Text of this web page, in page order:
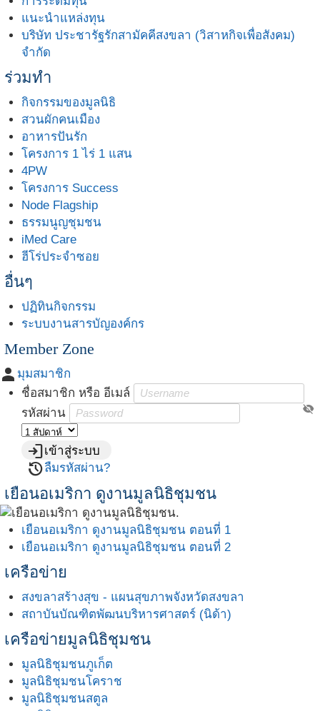
แนะนำแหล่งทุน
บริษัท ประชารัฐรักสามัคคีสงขลา (วิสาหกิจเพื่อสังคม)
จำกัด
ร่วมทำ
กิจกรรมของมูลนิธิ
สวนผักคนเมือง
อาหารปันรัก
โครงการ 1 ไร่ 1 แสน
4PW
โครงการ Success
Node Flagship
ธรรมนูญชุมชน
iMed Care
ฮีโร่ประจำซอย
อื่นๆ
ปฏิทินกิจกรรม
ระบบงานสารบัญองค์กร
Member Zone
person มุมสมาชิก
ชื่อสมาชิก หรือ อีเมล์
รหัสผ่าน
visibility_off
loginเข้าสู่ระบบ
restoreลืมรหัสผ่าน?
เยือนอเมริกา ดูงานมูลนิธิชุมชน
เยือนอเมริกา ดูงานมูลนิธิชุมชน ตอนที่ 1
เยือนอเมริกา ดูงานมูลนิธิชุมชน ตอนที่ 2
เครือข่าย
สงขลาสร้างสุข - แผนสุขภาพจังหวัดสงขลา
สถาบันบัณฑิตพัฒนบริหารศาสตร์ (นิด้า)
เครือข่ายมูลนิธิชุมชน
มูลนิธิชุมชนภูเก็ต
มูลนิธิชุมชนโคราช
มูลนิธิชุมชนสตูล